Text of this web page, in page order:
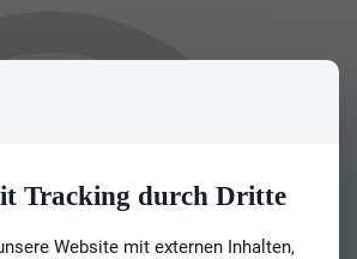
Tracking durch Dritte
Website mit externen Inhalten,